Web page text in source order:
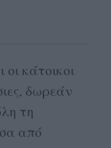
οι κάτοικοι
δωρεάν
τη
από